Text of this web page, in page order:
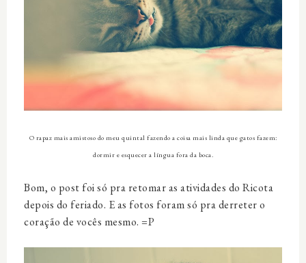
O rapaz mais amistoso do meu quintal fazendo a coisa mais linda que gatos fazem:
dormir e esquecer a língua fora da boca.
Bom, o post foi só pra retomar as atividades do Ricota
depois do feriado. E as fotos foram só pra derreter o
coração de vocês mesmo. =P